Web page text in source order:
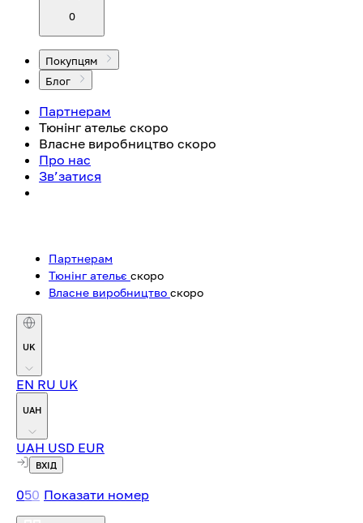
0
Покупцям
Блог
Партнерам
Тюнінг ательє скоро
Власне виробництво скоро
Про нас
Зв’затися
Партнерам
Тюнінг ательє скоро
Власне виробництво скоро
UK
EN RU UK
UAH
UAH USD EUR
ВХІД
050 Показати номер